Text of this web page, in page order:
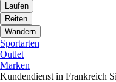
Laufen
Reiten
Wandern
Sportarten
Outlet
Marken
Kundendienst in Frankreich